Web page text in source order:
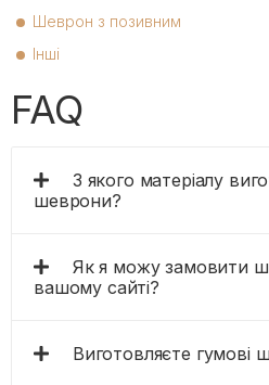
Шеврон з позивним
Інші
FAQ
З якого матеріалу
шеврони?
Як я можу замовити
вашому сайті?
Виготовляєте